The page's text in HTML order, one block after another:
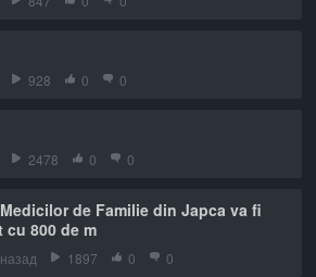
928 0 0
2478 0 0
de Familie din Japca va fi
cu 800 de m
1897 0 0